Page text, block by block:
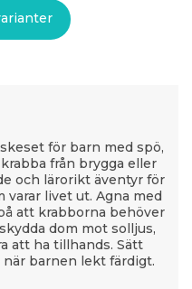
för barn med spö,
från brygga eller
och lärorikt äventyr för
livet ut. Agna med
att krabborna behöver
dom mot solljus,
att ha tillhands. Sätt
barnen lekt färdigt.